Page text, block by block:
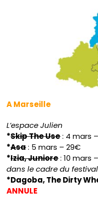
A Marseille
L’espace Julien
*Skip The Use: 4 mars
*Asa: 5 mars – 29€
*Izia, Juniore: 10 mars
dans le cadre du festival
*Dagoba, The Dirty
ANNULE